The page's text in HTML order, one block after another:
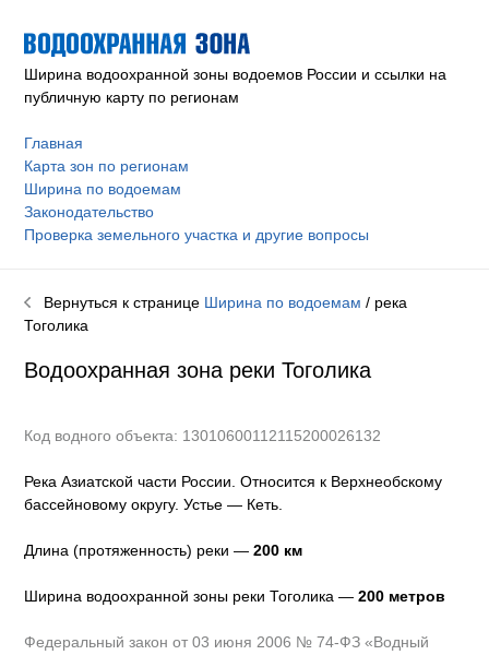
Ширина водоохранной зоны водоемов России и ссылки на
публичную карту по регионам
Главная
Карта зон по регионам
Ширина по водоемам
Законодательство
Проверка земельного участка и другие вопросы
Вернуться к странице Ширина по водоемам / река
Тоголика
Водоохранная зона реки Тоголика
Код водного объекта: 13010600112115200026132
Река Азиатской части России. Относится к Верхнеобскому
бассейновому округу.Устье — Кеть.
Длина (протяженность) реки —200 км
Ширина водоохранной зоны реки Тоголика —200 метров
Федеральный закон от 03 июня 2006 № 74-ФЗ «Водный